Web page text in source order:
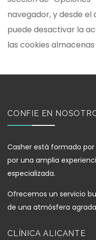
navegador, y desde
puede desactivar la
las cookies
CONFIE EN
Casher está formado
por una amplia
especializada.
Ofrecemos un servicio
de una atmósfera
CLÍNICA ALICANTE